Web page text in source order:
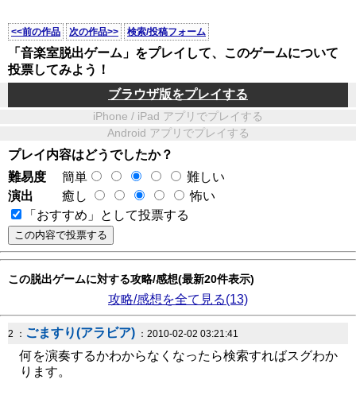
<<前の作品 次の作品>> 検索/投稿フォーム
「音楽室脱出ゲーム」をプレイして、このゲームについて
投票してみよう！
ブラウザ版をプレイする
iPhone / iPad アプリでプレイする
Android アプリでプレイする
プレイ内容はどうでしたか？
難易度
簡単
難しい
演出
癒し
怖い
「おすすめ」として投票する
この脱出ゲームに対する攻略/感想(最新20件表示)
攻略/感想を全て見る(13)
2 ： ごますり(アラビア) ：2010-02-02 03:21:41
何を演奏するかわからなくなったら検索すればスグわか
ります。